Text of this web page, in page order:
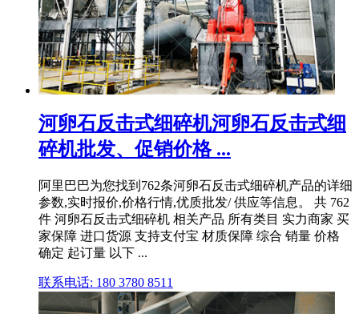
河卵石反击式细碎机河卵石反击式细
碎机批发、促销价格 ...
阿里巴巴为您找到762条河卵石反击式细碎机产品的详细
参数,实时报价,价格行情,优质批发/ 供应等信息。 共 762
件 河卵石反击式细碎机 相关产品 所有类目 实力商家 买
家保障 进口货源 支持支付宝 材质保障 综合 销量 价格
确定 起订量 以下 ...
联系电话: 180 3780 8511